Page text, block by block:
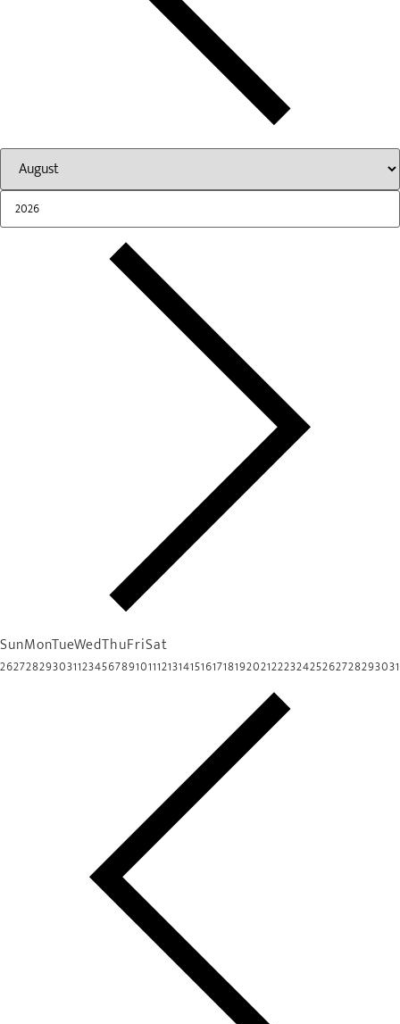
SunMonTueWedThuFriSat
26272829303112345678910111213141516171819202122232425262728293031